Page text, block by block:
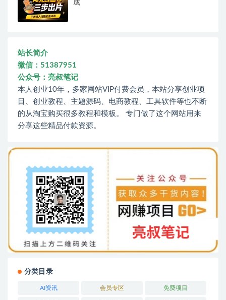
成
站长简介
微信：51387951
公众号：亮叔笔记
本人创业10年，多家网站VIP付费会员，本站分享创业项
目、创业教程、主题源码、电商教程、工具软件等也不断
的从淘宝购买很多教程和模板。 专门做了这个网站用来
分享这些精品付款资源。
分类目录
AI资讯 会员专区 免费项目